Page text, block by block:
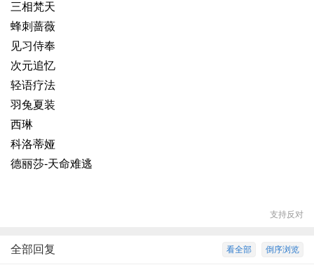
三相梵天
蜂刺蔷薇
见习侍奉
次元追忆
轻语疗法
羽兔夏装
西琳
科洛蒂娅
德丽莎-天命难逃
支持反对
倒序浏览
看全部
全部回复